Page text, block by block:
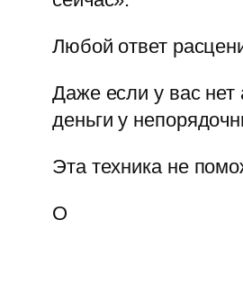
Любой ответ
Даже если у вас
деньги у
Эта техника не
О